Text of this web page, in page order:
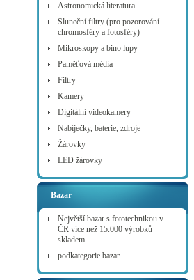
Astronomická literatura
Sluneční filtry (pro pozorování
chromosféry a fotosféry)
Mikroskopy a bino lupy
Paměťová média
Filtry
Kamery
Digitální videokamery
Nabíječky, baterie, zdroje
Žárovky
LED žárovky
Bazar
Největší bazar s fototechnikou v
ČR více než 15.000 výrobků
skladem
podkategorie bazar